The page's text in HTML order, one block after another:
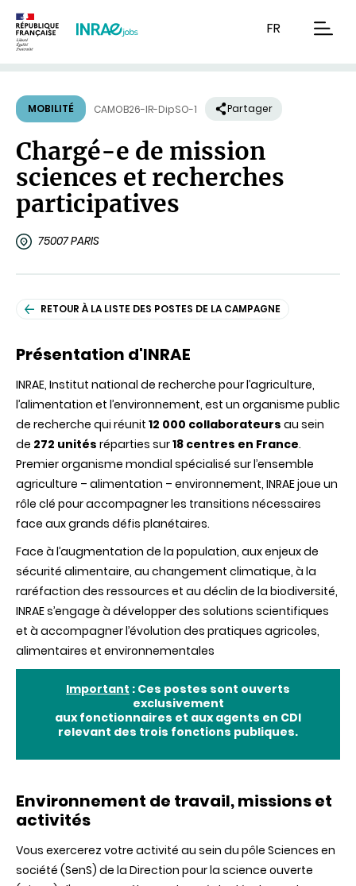
FR
MOBILITÉ CAMOB26-IR-DipSO-1 Partager
Chargé-e de mission
sciences et recherches
participatives
75007 PARIS
RETOUR À LA LISTE DES POSTES DE LA CAMPAGNE
Présentation d'INRAE
INRAE, Institut national de recherche pour l’agriculture,
l’alimentation et l’environnement, est un organisme public
de recherche qui réunit 12 000 collaborateurs au sein
de 272 unités réparties sur18 centres en France.
Premier organisme mondial spécialisé sur l’ensemble
agriculture – alimentation – environnement, INRAE joue un
rôle clé pour accompagner les transitions nécessaires
face aux grands défis planétaires.
Face à l’augmentation de la population, aux enjeux de
sécurité alimentaire, au changement climatique, à la
raréfaction des ressources et au déclin de la biodiversité,
INRAE s’engage à développer des solutions scientifiques
et à accompagner l’évolution des pratiques agricoles,
alimentaires et environnementales
Important : Ces postes sont ouverts
exclusivement
aux fonctionnaires et aux agents en CDI
relevant des trois fonctions publiques.
Environnement de travail, missions et
activités
Vous exercerez votre activité au sein du pôle Sciences en
société (SenS) de la Direction pour la science ouverte